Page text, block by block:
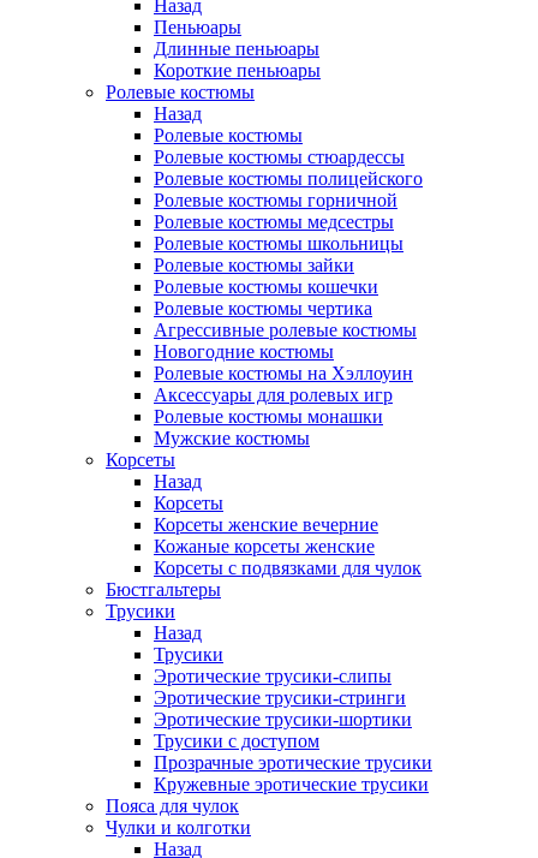
Назад
Пеньюары
Длинные пеньюары
Короткие пеньюары
Ролевые костюмы
Назад
Ролевые костюмы
Ролевые костюмы стюардессы
Ролевые костюмы полицейского
Ролевые костюмы горничной
Ролевые костюмы медсестры
Ролевые костюмы школьницы
Ролевые костюмы зайки
Ролевые костюмы кошечки
Ролевые костюмы чертика
Агрессивные ролевые костюмы
Новогодние костюмы
Ролевые костюмы на Хэллоуин
Аксессуары для ролевых игр
Ролевые костюмы монашки
Мужские костюмы
Корсеты
Назад
Корсеты
Корсеты женские вечерние
Кожаные корсеты женские
Корсеты с подвязками для чулок
Бюстгальтеры
Трусики
Назад
Трусики
Эротические трусики-слипы
Эротические трусики-стринги
Эротические трусики-шортики
Трусики с доступом
Прозрачные эротические трусики
Кружевные эротические трусики
Пояса для чулок
Чулки и колготки
Назад